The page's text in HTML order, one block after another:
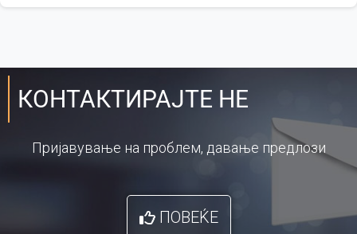
КОНТАКТИРАЈТЕ НЕ
Пријавување на проблем, давање предлози
ПОВЕЌЕ